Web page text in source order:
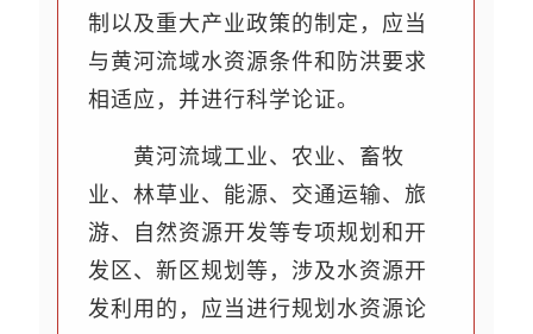
制以及重大产业政策的制定，应当
与黄河流域水资源条件和防洪要求
相适应，并进行科学论证。
黄河流域工业、农业、畜牧
业、林草业、能源、交通运输、旅
游、自然资源开发等专项规划和开
发区、新区规划等，涉及水资源开
发利用的，应当进行规划水资源论